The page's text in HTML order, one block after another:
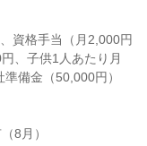
資格手当（月2,000円
、子供1人あたり月
備金（50,000円）
8月）